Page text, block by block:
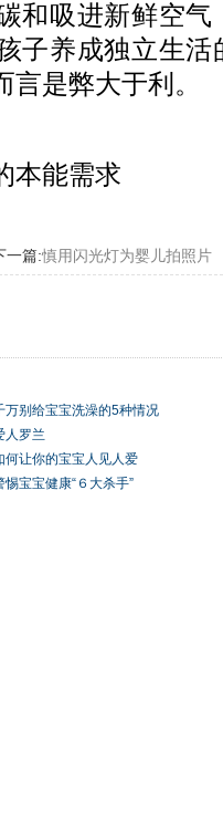
和吸进新鲜空
子养成独立生
是弊大于利。
能需求
一篇:慎用闪光灯为婴儿拍照片
万别给宝宝洗澡的5种情况
人罗兰
何让你的宝宝人见人爱
惕宝宝健康“６大杀手”